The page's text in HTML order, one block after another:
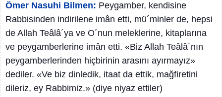
Ömer Nasuhi Bilmen: Peygamber, kendisine
Rabbisinden indirilene imân etti, mü´minler de, hepsi
de Allah Teâlâ´ya ve O´nun meleklerine, kitaplarına
ve peygamberlerine imân etti. «Biz Allah Teâlâ´nın
peygamberlerinden hiçbirinin arasını ayırmayız»
dediler. «Ve biz dinledik, itaat da ettik, mağfiretini
dileriz, ey Rabbimiz.» (diye niyaz ettiler)